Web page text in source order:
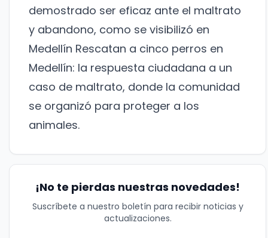
demostrado ser eficaz ante el maltrato
y abandono, como se visibilizó en
Medellín Rescatan a cinco perros en
Medellín: la respuesta ciudadana a un
caso de maltrato, donde la comunidad
se organizó para proteger a los
animales.
¡No te pierdas nuestras novedades!
Suscríbete a nuestro boletín para recibir noticias y
actualizaciones.